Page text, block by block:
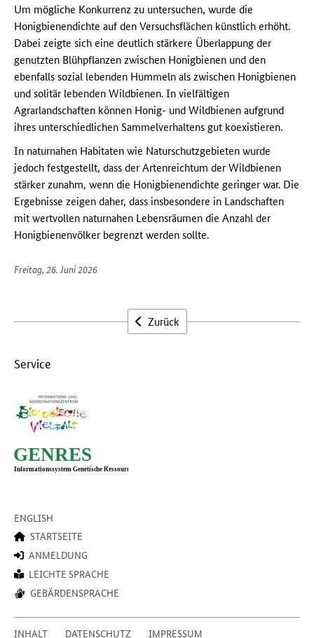
Um mögliche Konkurrenz zu untersuchen, wurde die
Honigbienendichte auf den Versuchsflächen künstlich erhöht.
Dabei zeigte sich eine deutlich stärkere Überlappung der
genutzten Blühpflanzen zwischen Honigbienen und den
ebenfalls sozial lebenden Hummeln als zwischen Honigbienen
und solitär lebenden Wildbienen. In vielfältigen
Agrarlandschaften können Honig- und Wildbienen aufgrund
ihres unterschiedlichen Sammelverhaltens gut koexistieren.
In naturnahen Habitaten wie Naturschutzgebieten wurde
jedoch festgestellt, dass der Artenreichtum der Wildbienen
stärker zunahm, wenn die Honigbienendichte geringer war. Die
Ergebnisse zeigen daher, dass insbesondere in Landschaften
mit wertvollen naturnahen Lebensräumen die Anzahl der
Honigbienenvölker begrenzt werden sollte.
Freitag, 26. Juni 2026
Zurück
Service
ENGLISH
STARTSEITE
ANMELDUNG
LEICHTE SPRACHE
GEBÄRDENSPRACHE
INHALT DATENSCHUTZ IMPRESSUM